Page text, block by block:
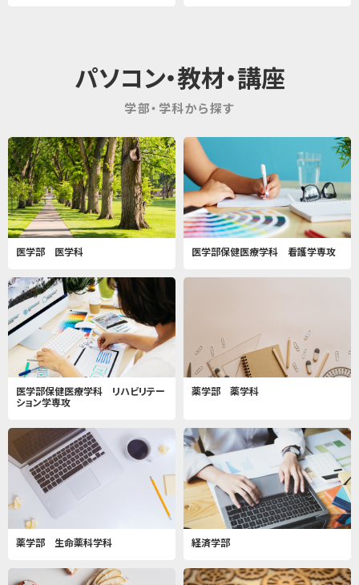
パソコン・教材・講座
学部・学科から探す
医学部 医学科 医学部保健医療学科 看護学専攻
医学部保健医療学科 リハビリテー
ション学専攻
薬学部 薬学科
薬学部 生命薬科学科 経済学部